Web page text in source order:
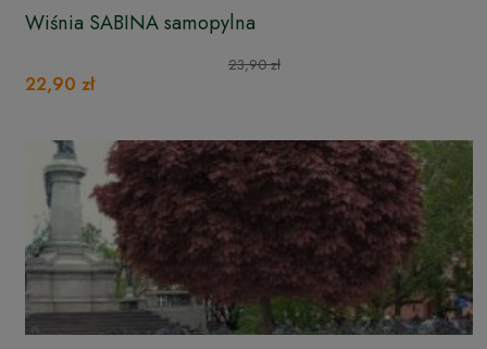
Wiśnia SABINA samopylna
23,90 zł
22,90 zł